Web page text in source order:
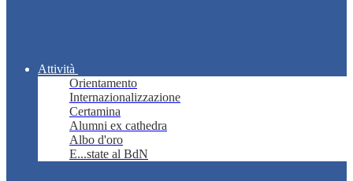
Attività
Orientamento
Internazionalizzazione
Certamina
Alumni ex cathedra
Albo d'oro
E...state al BdN